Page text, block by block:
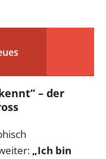
– der
„Ich bin